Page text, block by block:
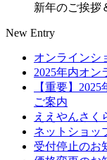
新年のご挨拶
New Entry
オンラインシ
2025年内オ
【重要】
ご案内
ええやんさく
ネットショッ
受付停止のお